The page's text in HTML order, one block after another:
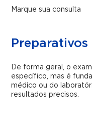
Marque sua consulta
De forma geral, o
específico, mas é
médico ou do
resultados precisos.